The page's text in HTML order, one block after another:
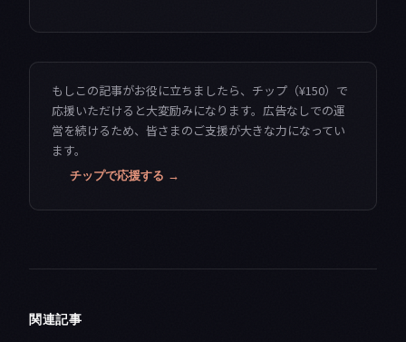
もしこの記事がお役に立ちましたら、チップ（¥150）で
応援いただけると大変励みになります。広告なしでの運
営を続けるため、皆さまのご支援が大きな力になってい
ます。
チップで応援する →
関連記事